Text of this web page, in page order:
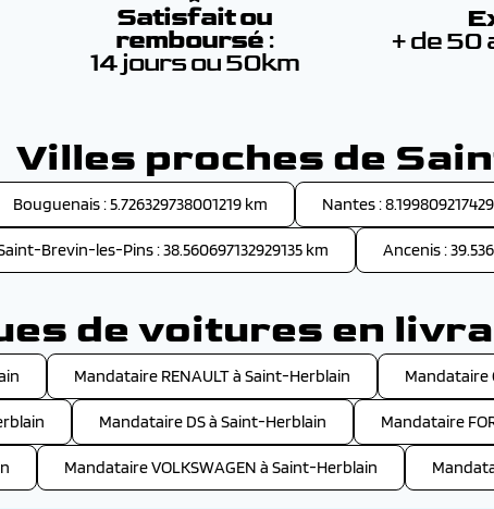
Satisfait ou
remboursé :
14 jours ou 50km
+ de 50
Villes proches de
Bouguenais : 5.726329738001219 km Nantes :
Brevin-les-Pins : 38.560697132929135 km Ancenis :
de voitures en
Mandataire RENAULT à Saint-Herblain Mandataire
Mandataire DS à Saint-Herblain Mandataire
Mandataire VOLKSWAGEN à Saint-Herblain